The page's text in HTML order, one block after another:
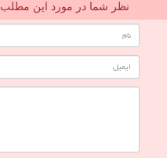
نظر شما در مورد این مطلب